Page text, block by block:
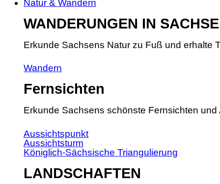
Natur & Wandern
WANDERUNGEN IN
Erkunde Sachsens Natur zu Fuß und erhalte
Wandern
Fernsichten
Erkunde Sachsens schönste Fernsichten und
Aussichtspunkt
Aussichtsturm
Königlich-Sächsische Triangulierung
LANDSCHAFTEN